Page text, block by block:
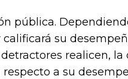
pública.
su
realicen, la
a su